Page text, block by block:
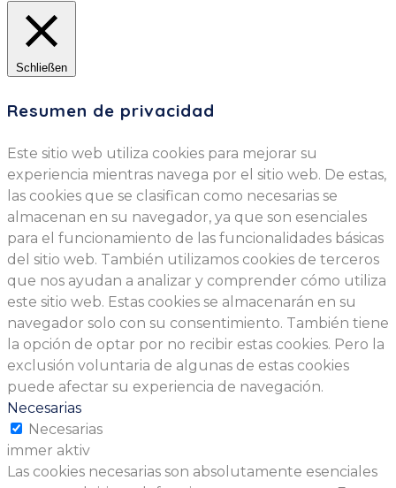
Schließen
Resumen de privacidad
Este sitio web utiliza cookies para mejorar su
experiencia mientras navega por el sitio web. De estas,
las cookies que se clasifican como necesarias se
almacenan en su navegador, ya que son esenciales
para el funcionamiento de las funcionalidades básicas
del sitio web. También utilizamos cookies de terceros
que nos ayudan a analizar y comprender cómo utiliza
este sitio web. Estas cookies se almacenarán en su
navegador solo con su consentimiento. También tiene
la opción de optar por no recibir estas cookies. Pero la
exclusión voluntaria de algunas de estas cookies
puede afectar su experiencia de navegación.
Necesarias
Necesarias
immer aktiv
Las cookies necesarias son absolutamente esenciales